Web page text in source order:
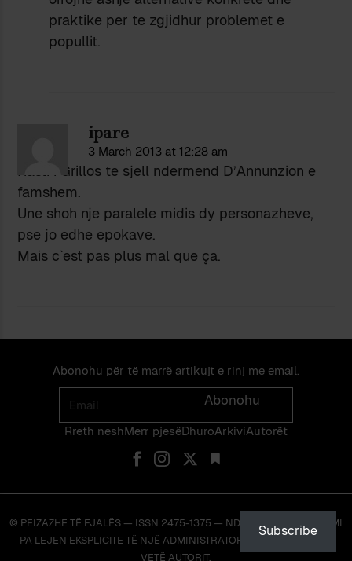
praktike per te zgjidhur problemet e
popullit.
ipare
3 March 2013 at 12:28 am
Rasti i Grillos te sjell ndermend D’Annunzion e
famshem.
Une shoh nje paralele midis dy personazheve,
pse jo edhe epokave.
Mais c`est pas plus mal que ça.
Abonohu për të marrë artikujt e rinj me email.
Email
Abonohu
Rreth neshMerr pjes​​ë​DhuroArkiviAutorët
© PEIZAZHE TË FJALËS — ISSN 2475-1375 — NDALOHET RIPRODHIMI
PA LEJEN EKSPLICITE TË NJË ADMINISTRATORI TË FAQES OSE TË
VETË AUTORIT.
Subscribe